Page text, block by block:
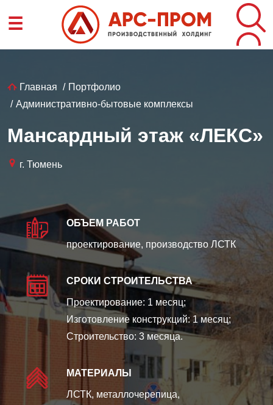
☰
Строка
навигации
Главная
Портфолио
Административно-бытовые комплексы
Мансардный этаж «ЛЕКС»
г. Тюмень
ОБЪЕМ РАБОТ
проектирование, производство ЛСТК
СРОКИ СТРОИТЕЛЬСТВА
Проектирование: 1 месяц;
Изготовление конструкций: 1 месяц;
Строительство: 3 месяца.
МАТЕРИАЛЫ
ЛСТК, металлочерепица,